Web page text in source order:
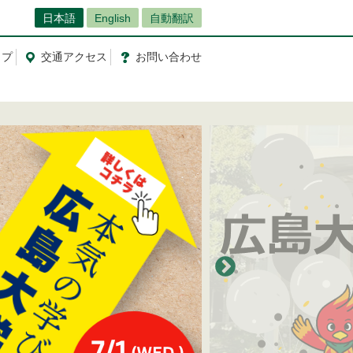
日本語 English 自動翻訳
交通アクセス お問い合わせ